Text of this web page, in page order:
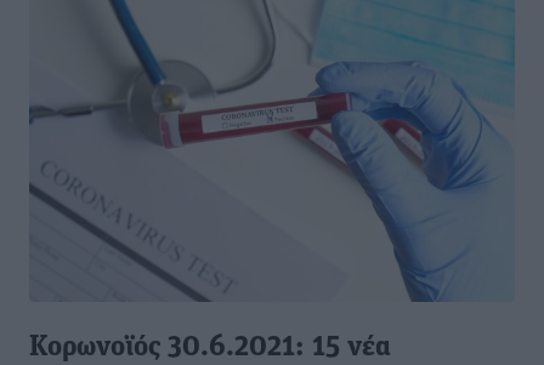
Κορωνοϊός 30.6.2021: 15 νέα